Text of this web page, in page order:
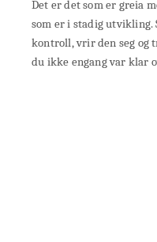
Det er det som er greia
som er i stadig utvikling.
kontroll, vrir den seg og
du ikke engang var klar